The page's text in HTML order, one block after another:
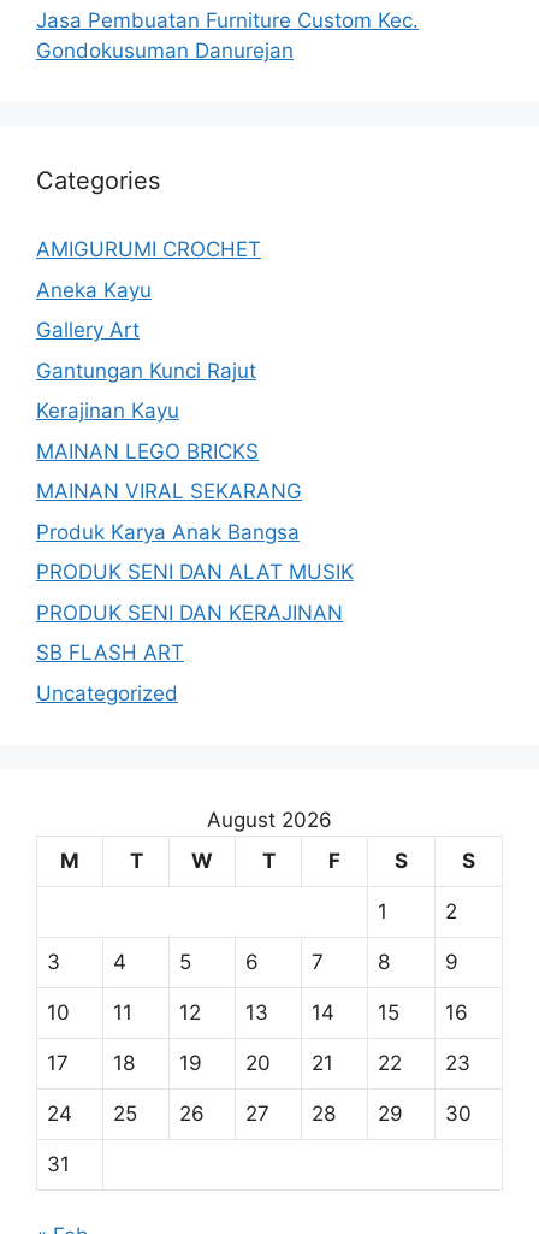
Jasa Pembuatan Furniture Custom Kec.
Gondokusuman Danurejan
Categories
AMIGURUMI CROCHET
Aneka Kayu
Gallery Art
Gantungan Kunci Rajut
Kerajinan Kayu
MAINAN LEGO BRICKS
MAINAN VIRAL SEKARANG
Produk Karya Anak Bangsa
PRODUK SENI DAN ALAT MUSIK
PRODUK SENI DAN KERAJINAN
SB FLASH ART
Uncategorized
August 2026
M
T W T F S S
1 2
3 4 5 6 7 8 9
10 11 12 13 14 15 16
17 18 19 20 21 22 23
24 25 26 27 28 29 30
31